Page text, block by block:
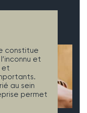
constitue
et
et
au sein
permet